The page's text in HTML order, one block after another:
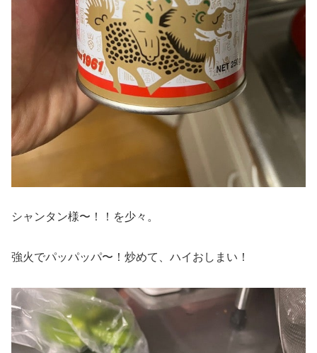
シャンタン様〜！！を少々。
強火でパッパッパ〜！炒めて、ハイおしまい！